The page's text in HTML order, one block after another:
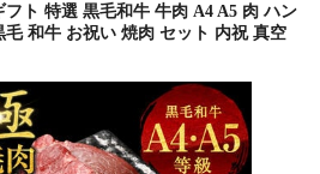
ト 特選 黒毛和牛 牛肉 A4 A5 肉 ハン
和牛 お祝い 焼肉 セット 内祝 真空